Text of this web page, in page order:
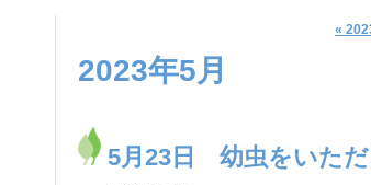
«
2023年5月
5月23日 幼虫をいただ